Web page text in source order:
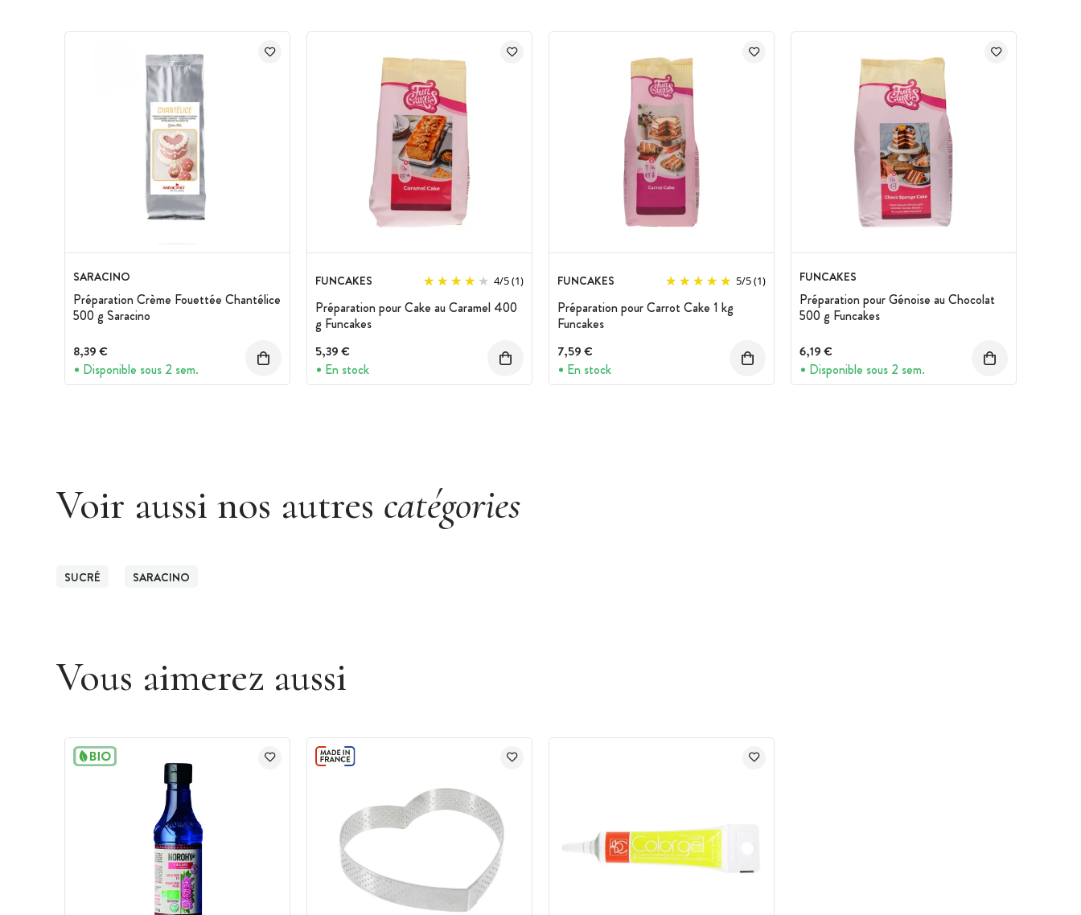
SARACINO
Préparation Crème Fouettée Chantélice
500 g Saracino
8,39 €
Disponible sous 2 sem.
FUNCAKES 4/5(1)
Préparation pour Cake au Caramel 400
g Funcakes
5,39 €
En stock
FUNCAKES 5/5(1)
Préparation pour Carrot Cake 1 kg
Funcakes
7,59 €
En stock
FUNCAKES
Préparation pour Génoise au Chocolat
500 g Funcakes
6,19 €
Disponible sous 2 sem.
Voir aussi nos autres catégories
SUCRÉ SARACINO
Vous aimerez aussi